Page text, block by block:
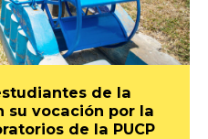
de la
su vocación por la
de la PUCP